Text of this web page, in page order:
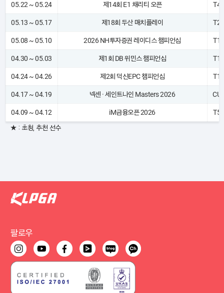
05.22 ~ 05.24 제14회 E1 채리티 오픈 T47
05.13 ~ 05.17 제18회 두산 매치플레이 T27
05.08 ~ 05.10 2026 NH투자증권 레이디스 챔피언십 T12
04.30 ~ 05.03 제1회 DB 위민스 챔피언십 T13
04.24 ~ 04.26 제2회 덕신EPC 챔피언십 T17
04.17 ~ 04.19 넥센 · 세인트나인 Masters 2026
04.09 ~ 04.12 iM금융오픈 2026 T50
★ : 초청, 추천 선수
팔로우